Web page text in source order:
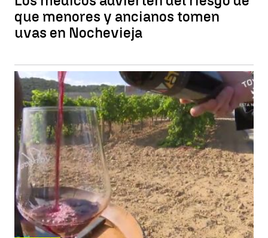
que menores y ancianos tomen
uvas en Nochevieja